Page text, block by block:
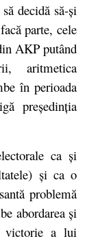
decidă să-și
parte, cele
AKP putând
aritmetica
în perioada
președinția
ca și
și ca o
problemă
abordarea și
victorie a lui